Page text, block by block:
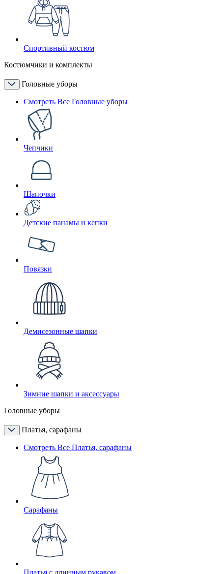
Спортивный костюм
Костюмчики и комплекты
Головные уборы
Смотреть Все Головные уборы
Чепчики
Шапочки
Детские панамы и кепки
Повязки
Демисезонные шапки
Зимние шапки и аксессуары
Головные уборы
Платья, сарафаны
Смотреть Все Платья, сарафаны
Сарафаны
Платья с длинным рукавом